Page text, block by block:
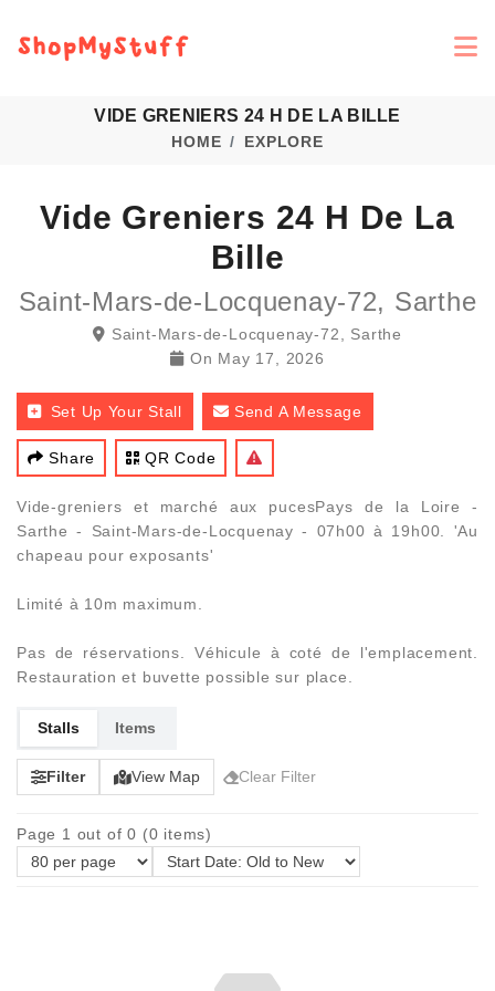
VIDE GRENIERS 24 H DE LA BILLE
HOME EXPLORE
Vide Greniers 24 H De La
Bille
Saint-Mars-de-Locquenay-72, Sarthe
Saint-Mars-de-Locquenay-72, Sarthe
On May 17, 2026
Set Up Your Stall Send A Message
Share QR Code
Vide-greniers et marché aux pucesPays de la Loire -
Sarthe - Saint-Mars-de-Locquenay - 07h00 à 19h00. 'Au
chapeau pour exposants'
Limité à 10m maximum.
Pas de réservations. Véhicule à coté de l'emplacement.
Restauration et buvette possible sur place.
Stalls Items
Filter View Map Clear Filter
Page 1 out of 0 (0 items)